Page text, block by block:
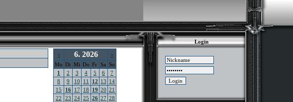
< 6. 2026
>
Mo Di Mi Do Fr Sa So
1
2 3 4 5 6
7
8
9 10 11 12 13 14
15
16 17 18 19 20 21
22
23 24 25 26 27 28
Login